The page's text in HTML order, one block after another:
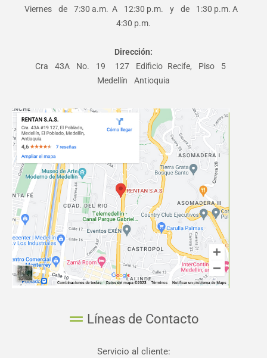
Viernes de 7:30 a.m. A 12:30 p.m. y de 1:30 p.m. A
4:30 p.m.
Dirección:
Cra 43A No. 19 ­ 127 Edificio Recife, Piso 5
Medellín Antioquia
Líneas de Contacto
Servicio al cliente: